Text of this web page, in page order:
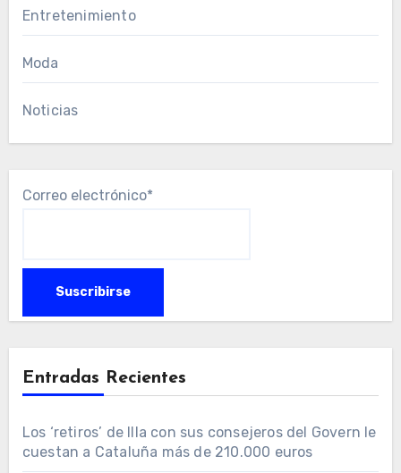
Entretenimiento
Moda
Noticias
Correo electrónico*
Entradas Recientes
Los ‘retiros’ de Illa con sus consejeros del Govern le
cuestan a Cataluña más de 210.000 euros